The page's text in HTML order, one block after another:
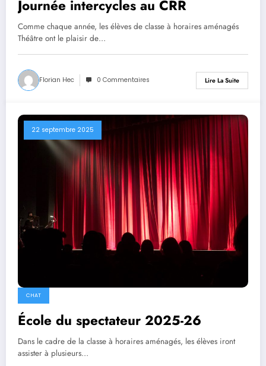
Journée intercycles au CRR
Comme chaque année, les élèves de classe à horaires aménagés
Théâtre ont le plaisir de…
Florian Hec 0 Commentaires Lire La Suite
22 septembre 2025
CHAT
École du spectateur 2025-26
Dans le cadre de la classe à horaires aménagés, les élèves iront
assister à plusieurs…